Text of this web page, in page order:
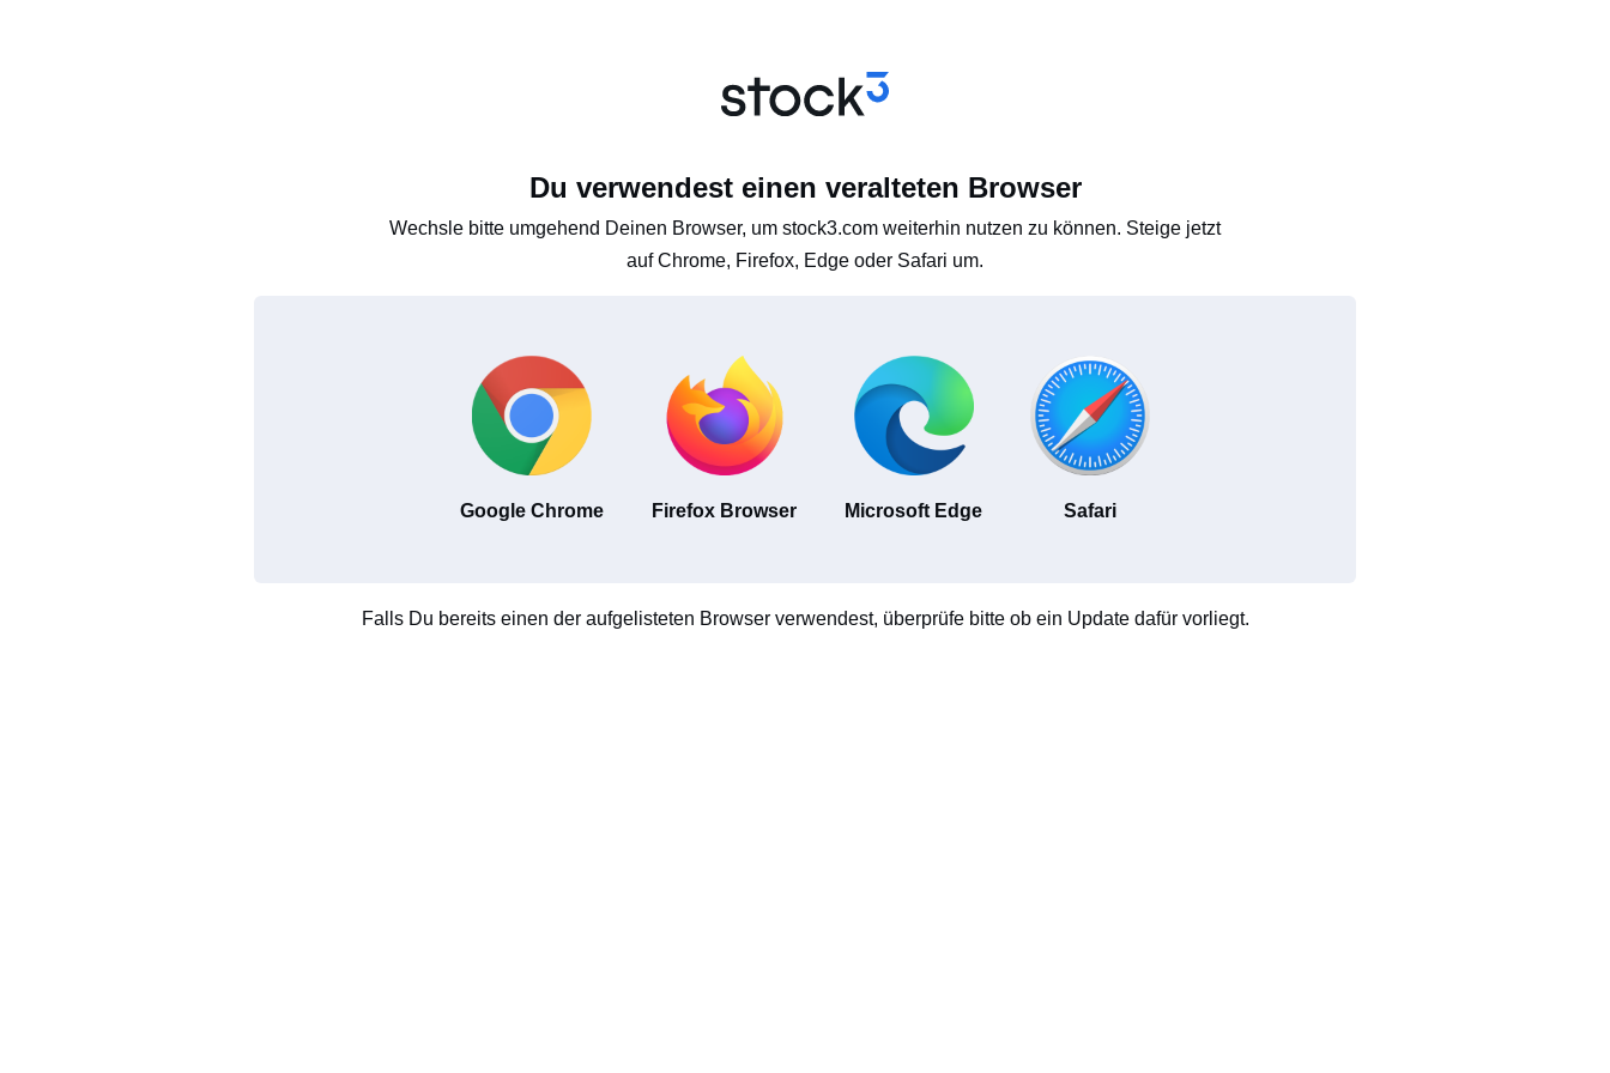
Du verwendest einen veralteten Browser
Wechsle bitte umgehend Deinen Browser, um stock3.com weiterhin nutzen zu können. Steige jetzt
auf Chrome, Firefox, Edge oder Safari um.
Google Chrome Firefox Browser Microsoft Edge Safari
Falls Du bereits einen der aufgelisteten Browser verwendest, überprüfe bitte ob ein Update dafür vorliegt.